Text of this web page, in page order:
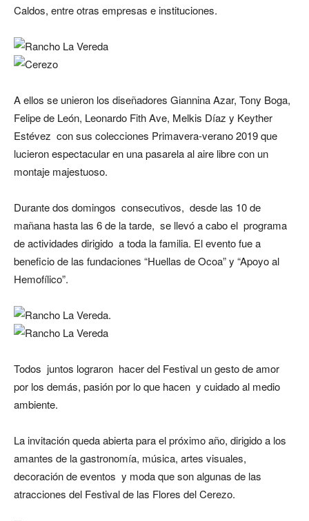
Caldos, entre otras empresas e instituciones.
A ellos se unieron los diseñadores Giannina Azar, Tony Boga,
Felipe de León, Leonardo Fith Ave, Melkis Díaz y Keyther
Estévez con sus colecciones Primavera-verano 2019 que
lucieron espectacular en una pasarela al aire libre con un
montaje majestuoso.
Durante dos domingos consecutivos, desde las 10 de
mañana hasta las 6 de la tarde, se llevó a cabo el programa
de actividades dirigido a toda la familia. El evento fue a
beneficio de las fundaciones “Huellas de Ocoa” y “Apoyo al
Hemofílico”.
Todos juntos lograron hacer del Festival un gesto de amor
por los demás, pasión por lo que hacen y cuidado al medio
ambiente.
La invitación queda abierta para el próximo año, dirigido a los
amantes de la gastronomía, música, artes visuales,
decoración de eventos y moda que son algunas de las
atracciones del Festival de las Flores del Cerezo.